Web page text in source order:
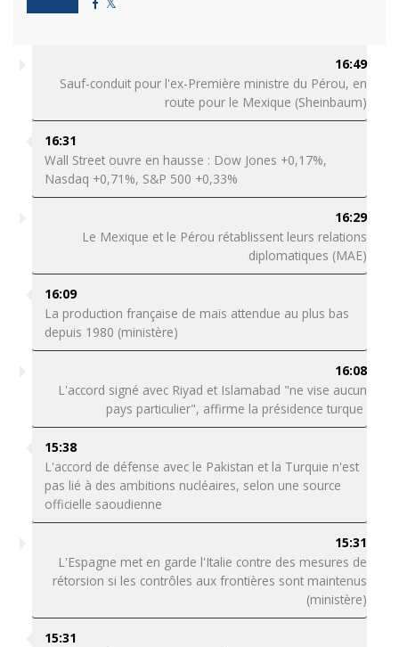
16:49
Sauf-conduit pour l'ex-Première ministre du Pérou, en
route pour le Mexique (Sheinbaum)
16:31
Wall Street ouvre en hausse : Dow Jones +0,17%,
Nasdaq +0,71%, S&P 500 +0,33%
16:29
Le Mexique et le Pérou rétablissent leurs relations
diplomatiques (MAE)
16:09
La production française de maïs attendue au plus bas
depuis 1980 (ministère)
16:08
L'accord signé avec Riyad et Islamabad "ne vise aucun
pays particulier", affirme la présidence turque
15:38
L'accord de défense avec le Pakistan et la Turquie n'est
pas lié à des ambitions nucléaires, selon une source
officielle saoudienne
15:31
L'Espagne met en garde l'Italie contre des mesures de
rétorsion si les contrôles aux frontières sont maintenus
(ministère)
15:31